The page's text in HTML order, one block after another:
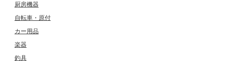
厨房機器
自転車・原付
カー用品
楽器
釣具